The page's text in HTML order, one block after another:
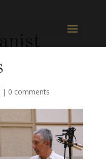
| 0 comments